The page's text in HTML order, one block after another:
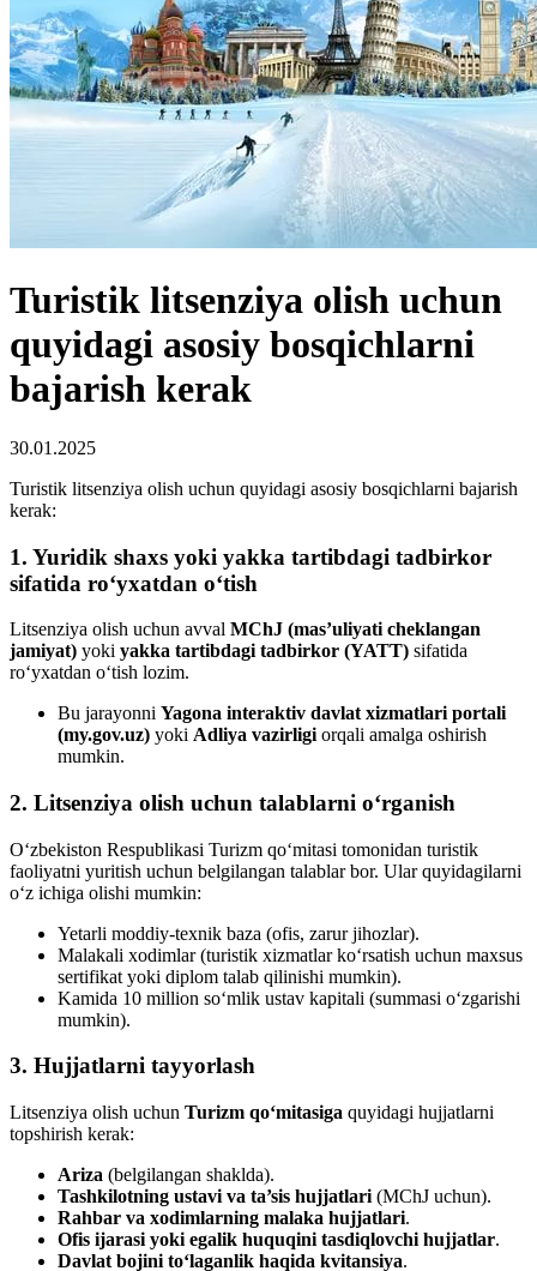
Turistik litsenziya olish uchun
quyidagi asosiy bosqichlarni
bajarish kerak
30.01.2025
Turistik litsenziya olish uchun quyidagi asosiy bosqichlarni bajarish
kerak:
1. Yuridik shaxs yoki yakka tartibdagi tadbirkor
sifatida ro‘yxatdan o‘tish
Litsenziya olish uchun avval MChJ (mas’uliyati cheklangan
jamiyat) yoki yakka tartibdagi tadbirkor (YATT) sifatida
ro‘yxatdan o‘tish lozim.
Bu jarayonni Yagona interaktiv davlat xizmatlari portali
(my.gov.uz) yoki Adliya vazirligi orqali amalga oshirish
mumkin.
2. Litsenziya olish uchun talablarni o‘rganish
O‘zbekiston Respublikasi Turizm qo‘mitasi tomonidan turistik
faoliyatni yuritish uchun belgilangan talablar bor. Ular quyidagilarni
o‘z ichiga olishi mumkin:
Yetarli moddiy-texnik baza (ofis, zarur jihozlar).
Malakali xodimlar (turistik xizmatlar ko‘rsatish uchun maxsus
sertifikat yoki diplom talab qilinishi mumkin).
Kamida 10 million so‘mlik ustav kapitali (summasi o‘zgarishi
mumkin).
3. Hujjatlarni tayyorlash
Litsenziya olish uchun Turizm qo‘mitasiga quyidagi hujjatlarni
topshirish kerak:
Ariza (belgilangan shaklda).
Tashkilotning ustavi va ta’sis hujjatlari (MChJ uchun).
Rahbar va xodimlarning malaka hujjatlari.
Ofis ijarasi yoki egalik huquqini tasdiqlovchi hujjatlar.
Davlat bojini to‘laganlik haqida kvitansiya.